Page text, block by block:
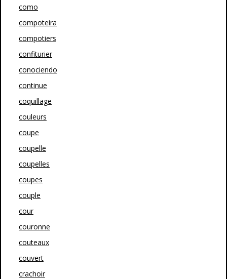
como
compoteira
compotiers
confiturier
conociendo
continue
coquillage
couleurs
coupe
coupelle
coupelles
coupes
couple
cour
couronne
couteaux
couvert
crachoir